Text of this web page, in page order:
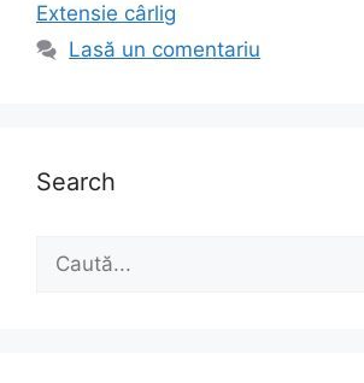
Extensie cârlig
Lasă un comentariu
Search
Caută